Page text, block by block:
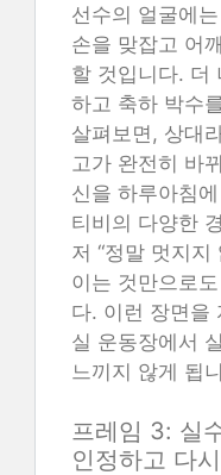
선수의 얼굴에
손을 맞잡고 어
할 것입니다. 더
하고 축하 박수
살펴보면, 상대
고가 완전히 바
신을 하루아침
티비의 다양한
저 “정말 멋지지
이는 것만으로
다. 이런 장면을
실 운동장에서
느끼지 않게 됩
프레임 3: 실
인정하고 다